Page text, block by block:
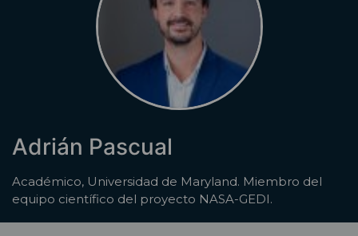
Adrián Pascual
Académico, Universidad de Maryland. Miembro del
equipo científico del proyecto NASA-GEDI.